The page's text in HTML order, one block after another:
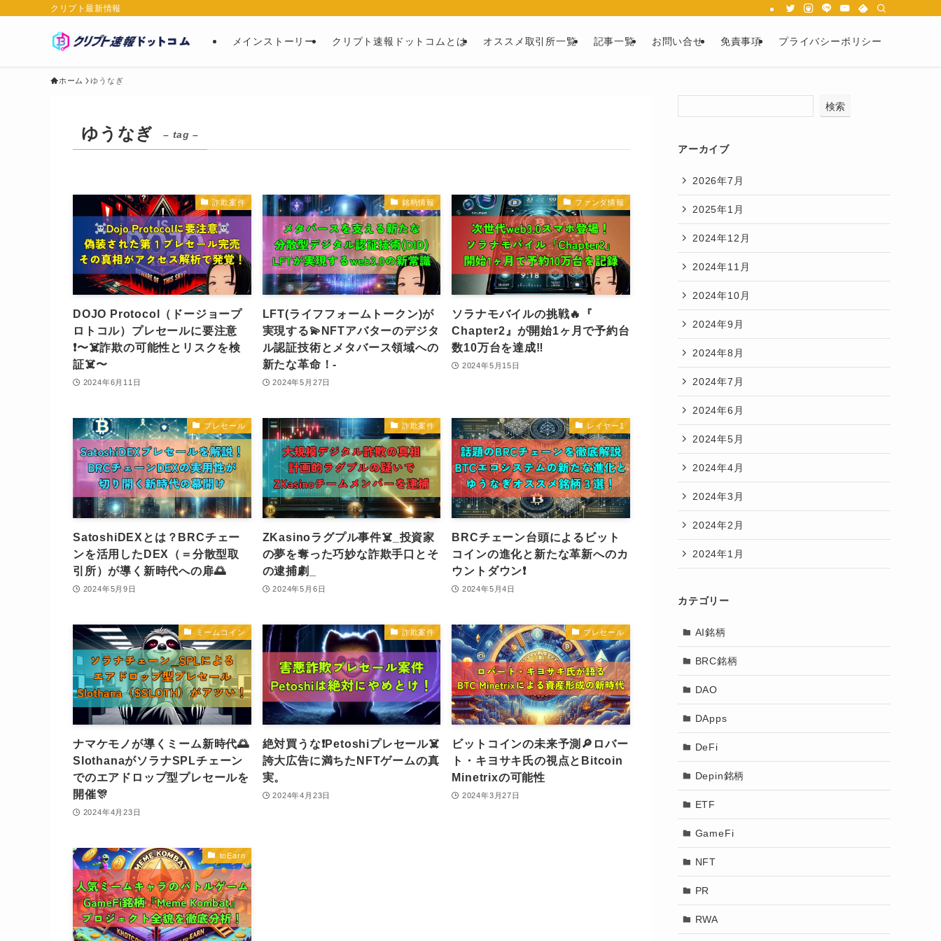
クリプト最新情報
メインストーリー クリプト速報ドットコムとは オススメ取引所一覧 記事一覧 お問い合せ 免責事項 プライバシーポリシー
ホーム ゆうなぎ
ゆうなぎ – tag –
詐欺案件
DOJO Protocol（ドージョープ
ロトコル）プレセールに要注意
❗️〜☠️詐欺の可能性とリスクを検
証☠️〜
2024年6月11日
銘柄情報
LFT(ライフフォームトークン)が
実現する💫NFTアバターのデジタ
ル認証技術とメタバース領域への
新たな革命！-
2024年5月27日
ファンダ情報
ソラナモバイルの挑戦🔥『
Chapter2』が開始1ヶ月で予約台
数10万台を達成‼️
2024年5月15日
プレセール
SatoshiDEXとは？BRCチェー
ンを活用したDEX（＝分散型取
引所）が導く新時代への扉🌅
2024年5月9日
詐欺案件
ZKasinoラグプル事件☠️_投資家
の夢を奪った巧妙な詐欺手口とそ
の逮捕劇_
2024年5月6日
レイヤー1
BRCチェーン台頭によるビット
コインの進化と新たな革新へのカ
ウントダウン❗️
2024年5月4日
ミームコイン
ナマケモノが導くミーム新時代🌅
SlothanaがソラナSPLチェーン
でのエアドロップ型プレセールを
開催🎊
2024年4月23日
詐欺案件
絶対買うな❗️Petoshiプレセール☠️
誇大広告に満ちたNFTゲームの真
実。
2024年4月23日
プレセール
ビットコインの未来予測🔎ロバー
ト・キヨサキ氏の視点とBitcoin
Minetrixの可能性
2024年3月27日
toEarn
検索
アーカイブ
2026年7月
2025年1月
2024年12月
2024年11月
2024年10月
2024年9月
2024年8月
2024年7月
2024年6月
2024年5月
2024年4月
2024年3月
2024年2月
2024年1月
カテゴリー
AI銘柄
BRC銘柄
DAO
DApps
DeFi
Depin銘柄
ETF
GameFi
NFT
PR
RWA